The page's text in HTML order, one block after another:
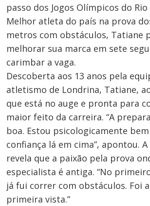
passo dos Jogos Olímpicos do Rio
Melhor atleta do país na prova
metros com obstáculos, Tatiane
melhorar sua marca em sete
carimbar a vaga.
Descoberta aos 13 anos pela
atletismo de Londrina, Tatiane,
que está no auge e pronta para
maior feito da carreira. “A
boa. Estou psicologicamente
confiança lá em cima”, apontou.
revela que a paixão pela prova
especialista é antiga. “No
já fui correr com obstáculos. Foi
primeira vista.”